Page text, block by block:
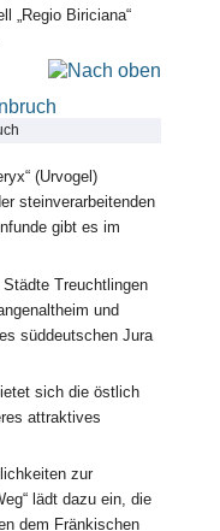
„Regio Biriciana“
(Urvogel)
steinverarbeitenden
gibt es im
Städte Treuchtlingen
und
süddeutschen Jura
sich die östlich
attraktives
zur
lädt dazu ein, die
dem Fränkischen